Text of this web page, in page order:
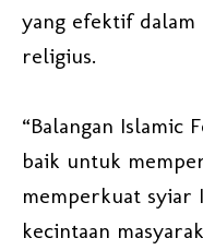
yang efektif
religius.
“Balangan Islamic
baik untuk
memperkuat syiar
kecintaan